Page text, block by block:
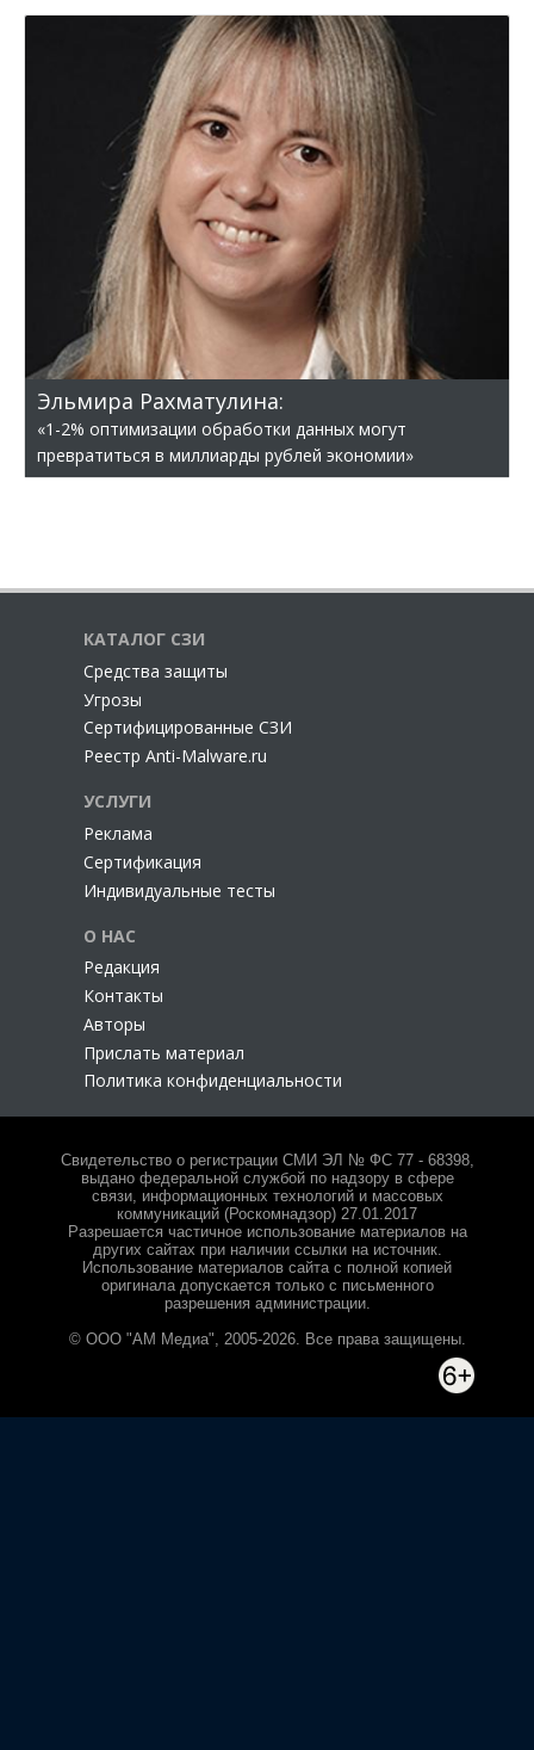
Эльмира Рахматулина:
«1-2% оптимизации обработки данных могут
превратиться в миллиарды рублей экономии»
КАТАЛОГ СЗИ
Cредства защиты
Угрозы
Сертифицированные СЗИ
Реестр Anti-Malware.ru
УСЛУГИ
Реклама
Сертификация
Индивидуальные тесты
О НАС
Редакция
Контакты
Авторы
Прислать материал
Политика конфиденциальности
Свидетельство о регистрации СМИ ЭЛ № ФС 77 - 68398,
выдано федеральной службой по надзору в сфере
связи, информационных технологий и массовых
коммуникаций (Роскомнадзор) 27.01.2017
Разрешается частичное использование материалов на
других сайтах при наличии ссылки на источник.
Использование материалов сайта с полной копией
оригинала допускается только с письменного
разрешения администрации.
© ООО "АМ Медиа", 2005-2026. Все права защищены.